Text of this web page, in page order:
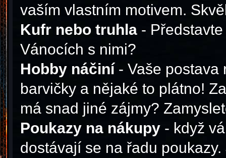
vaším vlastním motivem.
Kufr nebo truhla- Představte
Vánocích s nimi?
Hobby náčiní- Vaše postava
barvičky a nějaké to plátno!
má snad jiné zájmy?
Poukazy na nákupy- když
dostávají se na řadu